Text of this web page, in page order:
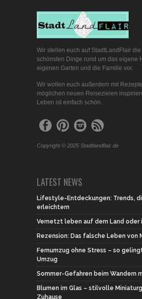
Wir stellen euch auf StadtLandFlair
schönsten Dinge rund um das eigene
eigenen Garten und die Familie vor.
Wir wollen euch außerdem mit
möglichen neuen Reisezielen
Leben ist einfach schön.
Copyright © 2025 Stadtlandflair.de
LATEST NEWS
Lifestyle-Entdeckungen: Trends,
erleichtern
Vernetzt leben auf dem Land oder
Rezension: Das falsche Leben von
Fernumzug ohne Stress – so
Umzug
Sommer-Gefahren beim Wandern
Blumen im Glas – stilvolle
Zuhause